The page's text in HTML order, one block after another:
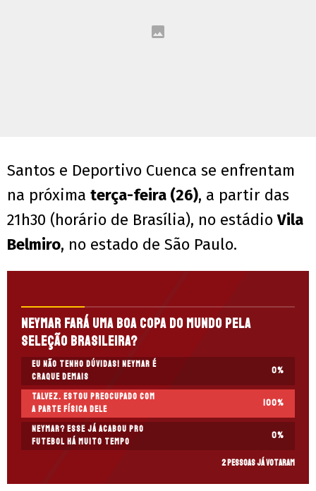
Santos e Deportivo Cuenca se enfrentam
na próxima terça-feira (26), a partir das
21h30 (horário de Brasília), no estádioVila
Belmiro, no estado de São Paulo.
Neymar fará uma boa Copa do Mundo pela
Seleção Brasileira?
Eu não tenho dúvidas! Neymar é
craque demais
0%
Talvez. Estou preocupado com
a parte física dele
100%
Neymar? Esse já acabou pro
futebol há muito tempo
0%
2 pessoas já votaram